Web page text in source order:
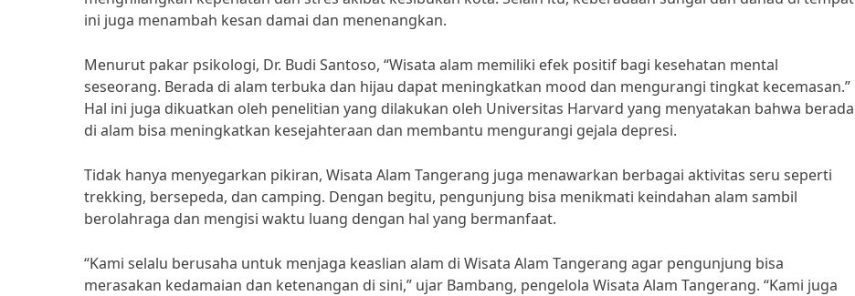
ini juga menambah kesan damai dan menenangkan.
Menurut pakar psikologi, Dr. Budi Santoso, “Wisata alam memiliki efek positif bagi kesehatan mental
seseorang. Berada di alam terbuka dan hijau dapat meningkatkan mood dan mengurangi tingkat kecemasan.”
Hal ini juga dikuatkan oleh penelitian yang dilakukan oleh Universitas Harvard yang menyatakan bahwa berada
di alam bisa meningkatkan kesejahteraan dan membantu mengurangi gejala depresi.
Tidak hanya menyegarkan pikiran, Wisata Alam Tangerang juga menawarkan berbagai aktivitas seru seperti
trekking, bersepeda, dan camping. Dengan begitu, pengunjung bisa menikmati keindahan alam sambil
berolahraga dan mengisi waktu luang dengan hal yang bermanfaat.
“Kami selalu berusaha untuk menjaga keaslian alam di Wisata Alam Tangerang agar pengunjung bisa
merasakan kedamaian dan ketenangan di sini,” ujar Bambang, pengelola Wisata Alam Tangerang. “Kami juga